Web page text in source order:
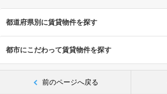
都道府県別に賃貸物件を探す
都市にこだわって賃貸物件を探す
前のページへ戻る